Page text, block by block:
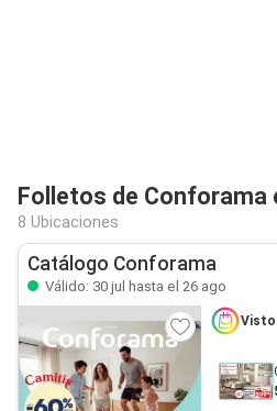
Folletos de Conforama
8 Ubicaciones
Catálogo Conforama
Válido: 30 jul hasta el 26 ago
Visto